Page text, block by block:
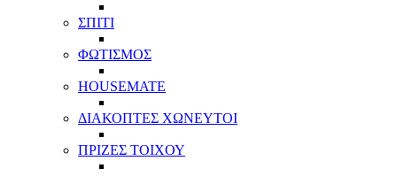
ΣΠΙΤΙ
ΦΩΤΙΣΜΟΣ
HOUSEMATE
ΔΙΑΚΟΠΤΕΣ ΧΩΝΕΥΤΟΙ
ΠΡΙΖΕΣ ΤΟΙΧΟΥ